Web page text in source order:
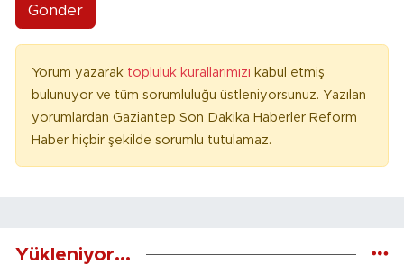
Gönder
Yorum yazarak topluluk kurallarımızı kabul etmiş
bulunuyor ve tüm sorumluluğu üstleniyorsunuz. Yazılan
yorumlardan Gaziantep Son Dakika Haberler Reform
Haber hiçbir şekilde sorumlu tutulamaz.
Yükleniyor...